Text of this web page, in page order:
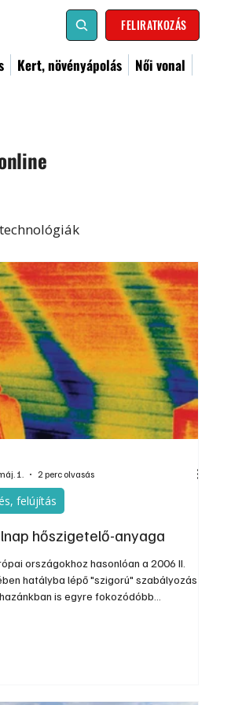
FELIRATKOZÁS
Kert, növényápolás
Női vonal
Barkács Címoldal
Ezermester Extra
hőszigetelő-anyaga
országokhoz hasonlóan a 2006 II.
hatályba lépő "szigorú" szabályozás
is egyre fokozódóbb
felújítás
1. 2 perc olvasás